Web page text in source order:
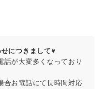
につきまして♥
話が大変多くなっており
合お電話にて長時間対応